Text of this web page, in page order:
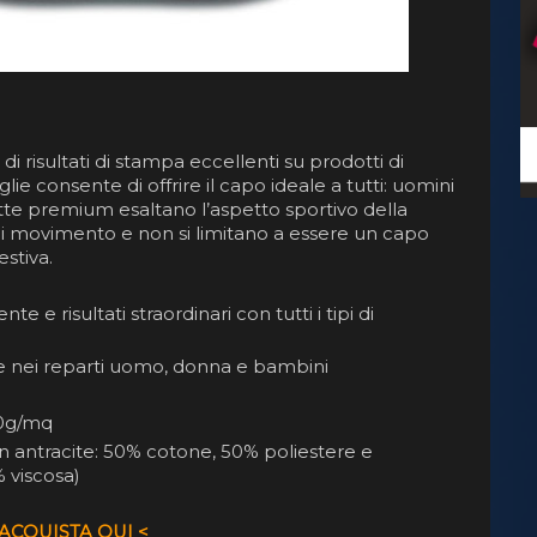
risultati di stampa eccellenti su prodotti di
consente di offrire il capo ideale a tutti: uomini
premium esaltano l’aspetto sportivo della
movimento e non si limitano a essere un capo
e risultati straordinari con tutti i tipi di
reparti uomo, donna e bambini
mq
antracite: 50% cotone, 50% poliestere e
viscosa)